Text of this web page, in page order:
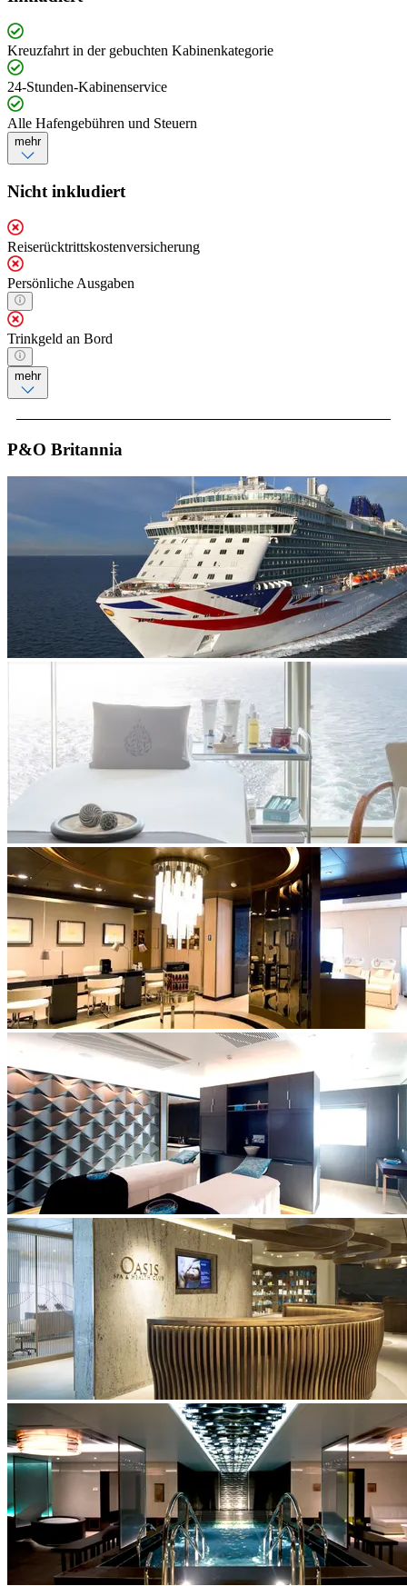
Kreuzfahrt in der gebuchten Kabinenkategorie
24-Stunden-Kabinenservice
Alle Hafengebühren und Steuern
mehr
Nicht inkludiert
Reiserücktrittskostenversicherung
Persönliche Ausgaben
Trinkgeld an Bord
mehr
P&O Britannia